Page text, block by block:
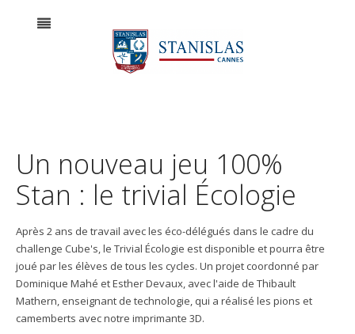
Un nouveau jeu 100%
Stan : le trivial Écologie
Après 2 ans de travail avec les éco-délégués dans le cadre du
challenge Cube's, le Trivial Écologie est disponible et pourra être
joué par les élèves de tous les cycles. Un projet coordonné par
Dominique Mahé et Esther Devaux, avec l'aide de Thibault
Mathern, enseignant de technologie, qui a réalisé les pions et
camemberts avec notre imprimante 3D.